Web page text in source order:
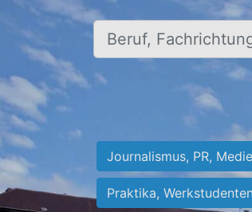
Beruf, Fachrichtung, Firma
Journalismus, PR,
Praktika,